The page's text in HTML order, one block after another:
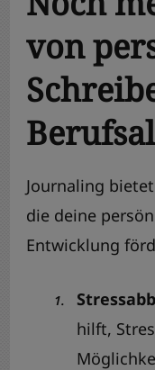
von
Journaling
die deine
Entwicklung
hilft,